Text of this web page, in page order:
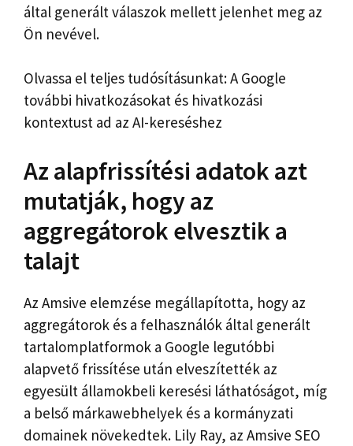
által generált válaszok mellett jelenhet meg az
Ön nevével.
Olvassa el teljes tudósításunkat: A Google
további hivatkozásokat és hivatkozási
kontextust ad az AI-kereséshez
Az alapfrissítési adatok azt
mutatják, hogy az
aggregátorok elvesztik a
talajt
Az Amsive elemzése megállapította, hogy az
aggregátorok és a felhasználók által generált
tartalomplatformok a Google legutóbbi
alapvető frissítése után elveszítették az
egyesült államokbeli keresési láthatóságot, míg
a belső márkawebhelyek és a kormányzati
domainek növekedtek. Lily Ray, az Amsive SEO